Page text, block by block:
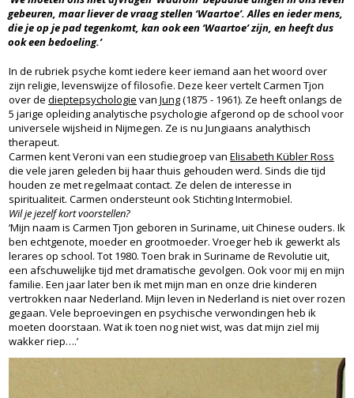
gebeuren, maar liever de vraag stellen ‘Waartoe’. Alles en ieder mens,
die je op je pad tegenkomt, kan ook een ‘Waartoe’ zijn, en heeft dus
ook een bedoeling.’
In de rubriek psyche komt iedere keer iemand aan het woord over
zijn religie, levenswijze of filosofie. Deze keer vertelt Carmen Tjon
over de dieptepsychologie van Jung(1875 - 1961). Ze heeft onlangs de
5 jarige opleiding analytische psychologie afgerond op de school voor
universele wijsheid in Nijmegen. Ze is nu Jungiaans analythisch
therapeut.
Carmen kent Veroni van een studiegroep van Elisabeth Kübler Ross
die vele jaren geleden bij haar thuis gehouden werd. Sinds die tijd
houden ze met regelmaat contact. Ze delen de interesse in
spiritualiteit. Carmen ondersteunt ook Stichting Intermobiel.
Wil je jezelf kort voorstellen?
‘Mijn naam is Carmen Tjon geboren in Suriname, uit Chinese ouders. Ik
ben echtgenote, moeder en grootmoeder. Vroeger heb ik gewerkt als
lerares op school. Tot 1980. Toen brak in Suriname de Revolutie uit,
een afschuwelijke tijd met dramatische gevolgen. Ook voor mij en mijn
familie. Een jaar later ben ik met mijn man en onze drie kinderen
vertrokken naar Nederland. Mijn leven in Nederland is niet over rozen
gegaan. Vele beproevingen en psychische verwondingen heb ik
moeten doorstaan. Wat ik toen nog niet wist, was dat mijn ziel mij
wakker riep….’